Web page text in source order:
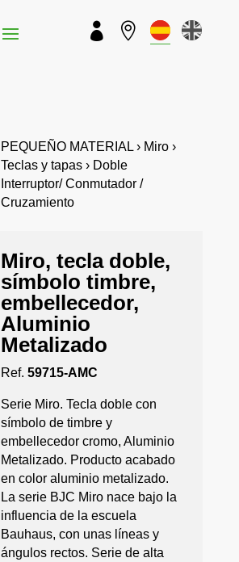
 
PEQUEÑO MATERIAL › Miro ›
Teclas y tapas › Doble
Interruptor/ Conmutador /
Cruzamiento
Miro, tecla doble,
símbolo timbre,
embellecedor,
Aluminio
Metalizado
Ref.59715-AMC
Serie Miro. Tecla doble con
símbolo de timbre y
embellecedor cromo, Aluminio
Metalizado. Producto acabado
en color aluminio metalizado.
La serie BJC Miro nace bajo la
influencia de la escuela
Bauhaus, con unas líneas y
ángulos rectos. Serie de alta